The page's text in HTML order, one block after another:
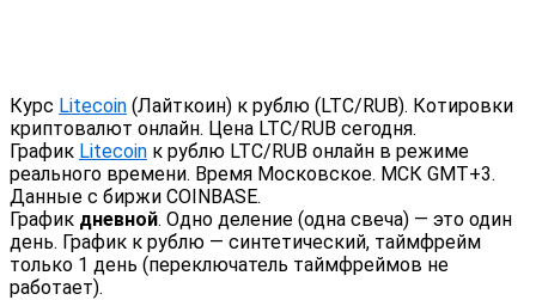
Курс Litecoin (Лайткоин) к рублю (LTC/RUB). Котировки
криптовалют онлайн. Цена LTC/RUB сегодня.
График Litecoin к рублю LTC/RUB онлайн в режиме
реального времени. Время Московское. МСК GMT+3.
Данные с биржи COINBASE.
График дневной. Одно деление (одна свеча) — это один
день. График к рублю — синтетический, таймфрейм
только 1 день (переключатель таймфреймов не
работает).